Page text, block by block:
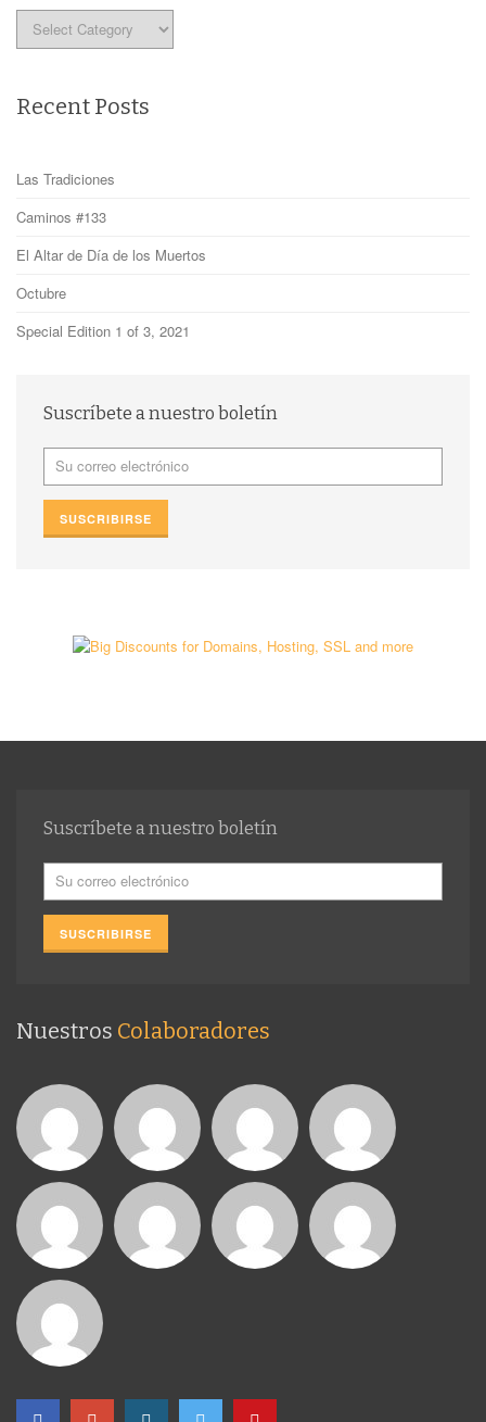
Categories
Recent Posts
Las Tradiciones
Caminos #133
El Altar de Día de los Muertos
Octubre
Special Edition 1 of 3, 2021
Suscríbete a nuestro boletín
Suscríbete a nuestro boletín
Nuestros Colaboradores